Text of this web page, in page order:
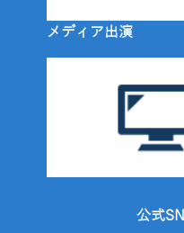
メディア出演
公式